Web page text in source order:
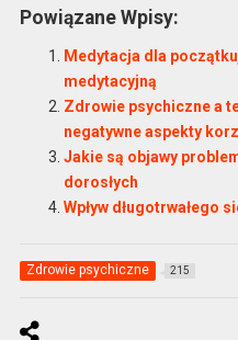
Powiązane Wpisy:
Medytacja dla
medytacyjną
Zdrowie psychiczne a
negatywne aspekty
Jakie są objawy
dorosłych
Wpływ długotrwałego
Zdrowie psychiczne 215